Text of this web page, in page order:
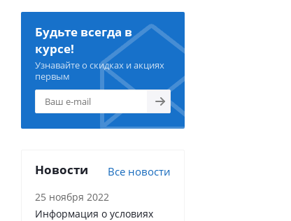
Будьте всегда в
курсе!
Узнавайте о скидках и акциях
первым
Новости Все новости
25 ноября 2022
Информация о условиях